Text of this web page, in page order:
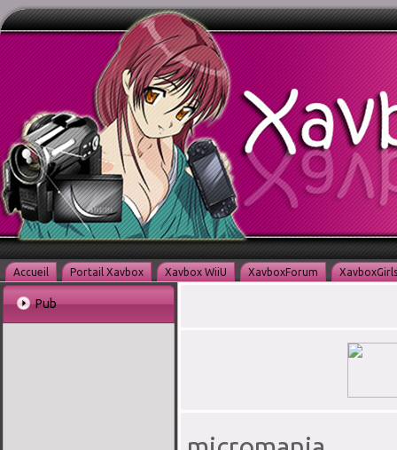
Accueil Portail Xavbox Xavbox WiiU XavboxForum XavboxGirls
Pub